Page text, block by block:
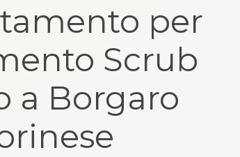
per
Scrub
a Borgaro